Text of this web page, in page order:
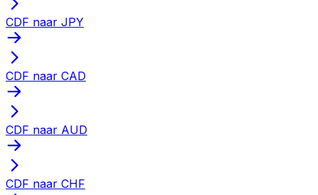
CDF naar JPY
CDF naar CAD
CDF naar AUD
CDF naar CHF